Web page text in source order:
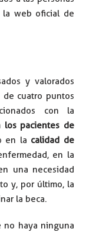
la web oficial de
y valorados
cuatro puntos
con la
pacientes de
en la calidad de
en la
una necesidad
y, por último, la
la beca.
no haya ninguna